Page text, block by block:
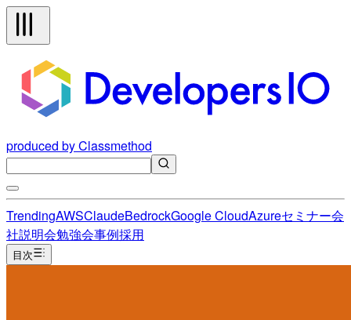
produced by Classmethod
TrendingAWSClaudeBedrockGoogle CloudAzureセミナー会
社説明会勉強会事例採用
目次